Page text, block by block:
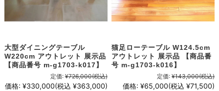
大型ダイニングテーブル
W220cm アウトレット 展示品
【商品番号 m-g1703-k017】
定価: ¥726,000(税込)
価格: ¥330,000(税込 ¥363,000)
猫足ローテーブル W124.5cm
アウトレット 展示品 【商品番
号 m-g1703-k016】
定価: ¥143,000(税込)
価格: ¥65,000(税込 ¥71,500)